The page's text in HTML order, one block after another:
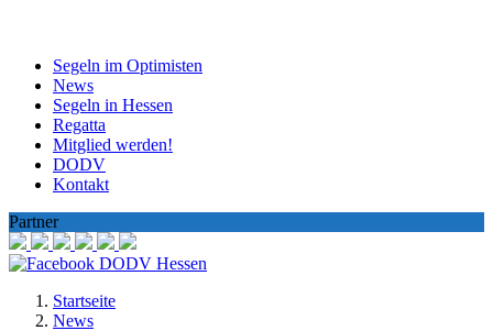
Segeln im Optimisten
News
Segeln in Hessen
Regatta
Mitglied werden!
DODV
Kontakt
Partner
DODV Hessen
Startseite
News